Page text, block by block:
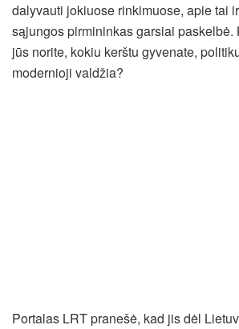
dalyvauti jokiuose rinkimuose, apie tai
sąjungos pirmininkas garsiai paskelbė.
jūs norite, kokiu kerštu gyvenate,
modernioji valdžia?
Portalas LRT pranešė, kad jis dėl